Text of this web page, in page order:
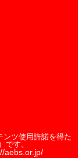
ンツ使用許諾を得た
す。
aebs.or.jp/